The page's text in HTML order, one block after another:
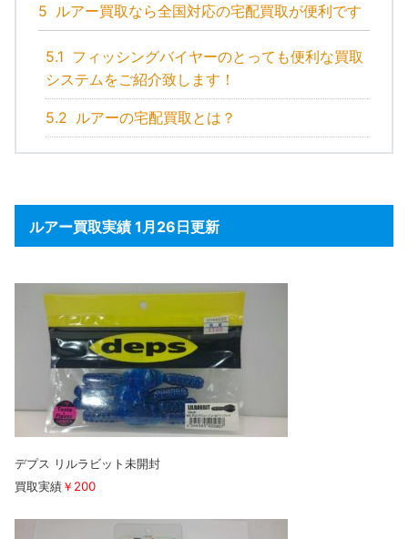
5 ルアー買取なら全国対応の宅配買取が便利です
5.1 フィッシングバイヤーのとっても便利な買取
システムをご紹介致します！
5.2 ルアーの宅配買取とは？
ルアー買取実績 1月26日更新
デプス リルラビット未開封
買取実績￥200